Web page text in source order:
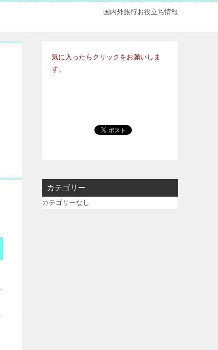
国内外旅行お役立ち情報
気に入ったらクリックをお願いしま
す。
カテゴリー
カテゴリーなし